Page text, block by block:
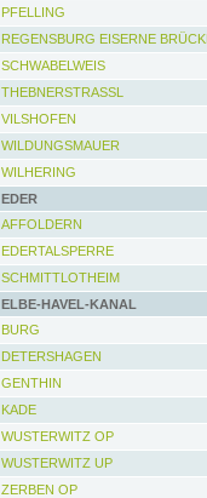
PFELLING
REGENSBURG EISERNE
SCHWABELWEIS
THEBNERSTRASSL
VILSHOFEN
WILDUNGSMAUER
WILHERING
EDER
AFFOLDERN
EDERTALSPERRE
SCHMITTLOTHEIM
ELBE-HAVEL-KANAL
BURG
DETERSHAGEN
GENTHIN
KADE
WUSTERWITZ OP
WUSTERWITZ UP
ZERBEN OP